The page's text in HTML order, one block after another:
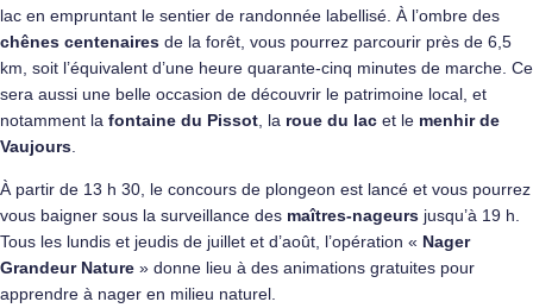
lac en empruntant le sentier de randonnée labellisé. À l’ombre des
chênes centenaires de la forêt, vous pourrez parcourir près de 6,5
km, soit l’équivalent d’une heure quarante-cinq minutes de marche. Ce
sera aussi une belle occasion de découvrir le patrimoine local, et
notamment la fontaine du Pissot , la roue du lac et le menhir de
Vaujours
À partir de 13 h 30, le concours de plongeon est lancé et vous pourrez
vous baigner sous la surveillance des maîtres-nageurs jusqu’à 19 h.
Tous les lundis et jeudis de juillet et d’août, l’opération « Nager
Grandeur Nature » donne lieu à des animations gratuites pour
apprendre à nager en milieu naturel.